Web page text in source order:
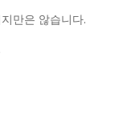
만은 않습니다.